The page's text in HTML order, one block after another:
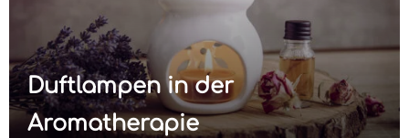
Duftlampen in der
Aromatherapie